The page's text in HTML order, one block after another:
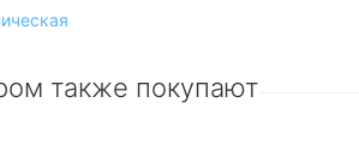
также покупают